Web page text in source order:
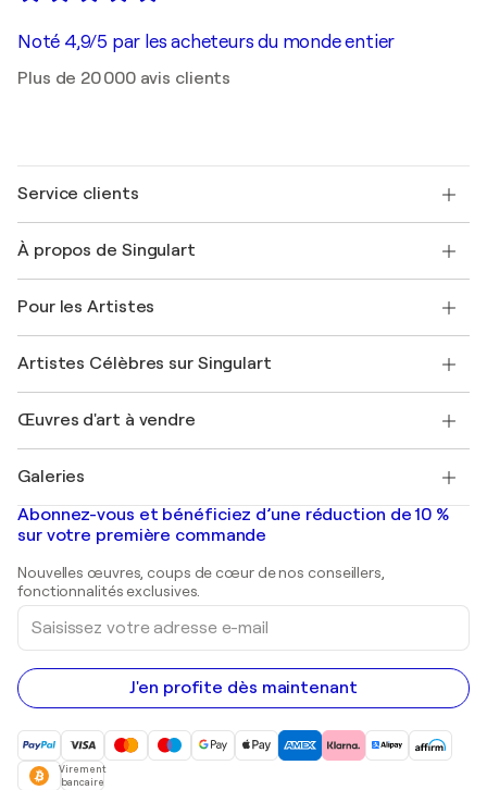
Noté 4,9/5 par les acheteurs du monde entier
Plus de 20 000 avis clients
Service clients
Expédition
Offrir une carte cadeau
Rejoignez notre programme commercial
Mon compte
+33 1 76 44 06 42
À propos de Singulart
FAQ
Magazine Singulart
Emplois
Découvrez une sélection d'art original
Pour les Artistes
Se connecter en tant qu'Artiste
Artistes Célèbres sur Singulart
Marc Chagall
Banksy
Mr. Brainwash
Shepard Fairey
Œuvres d'art à vendre
Tableaux abstraits à vendre
Peintures de paysage
Estampes
Peintures acryliques
Galeries
Galeries d'art en France
Galeries d'art en Belgique
Abonnez-vous et bénéficiez d’une réduction de 10 %
sur votre première commande
Nouvelles œuvres, coups de cœur de nos conseillers,
fonctionnalités exclusives.
Saisissez
votre
adresse
e-
mail
J'en profite dès maintenant
Virement
bancaire